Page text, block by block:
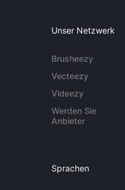
Unser Netzwerk
Brusheezy
Vecteezy
Videezy
Werden Sie
Anbieter
Sprachen